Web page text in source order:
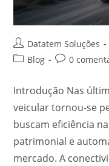
Datatem Soluções
Blog
0
Introdução Nas
veicular tornou-se
buscam eficiência
patrimonial e
mercado. A